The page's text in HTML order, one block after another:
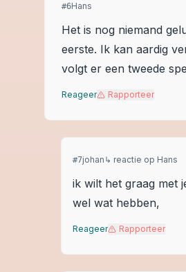
#6Hans
Het is nog niemand
eerste. Ik kan aardig
volgt er een tweede
Reageer Rapporteer
#7johan ↳ reactie op Hans
ik wilt het graag met
wel wat hebben,
Reageer Rapporteer